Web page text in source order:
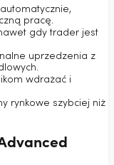
pracę.
gdy trader jest
uprzedzenia z
wdrażać i
rynkowe szybciej niż